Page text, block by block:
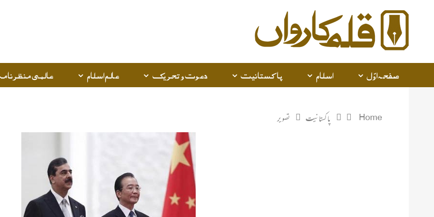
صفحہ اوّل اسلام پاکستانیت دعوت و تحریک عالم اسلام عالمی
Home پاکستانیت تصویر